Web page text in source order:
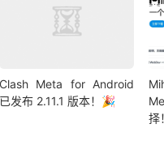
Clash Meta for Android
已发布 2.11.1 版本！🎉
择！